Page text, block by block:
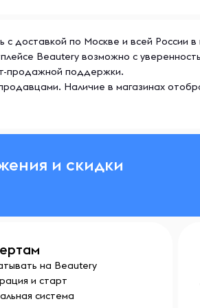
с доставкой по Москве и всей
Beautery возможно с
продажной поддержки.
Наличие в магазинах
и скидки
на Beautery
и старт
система